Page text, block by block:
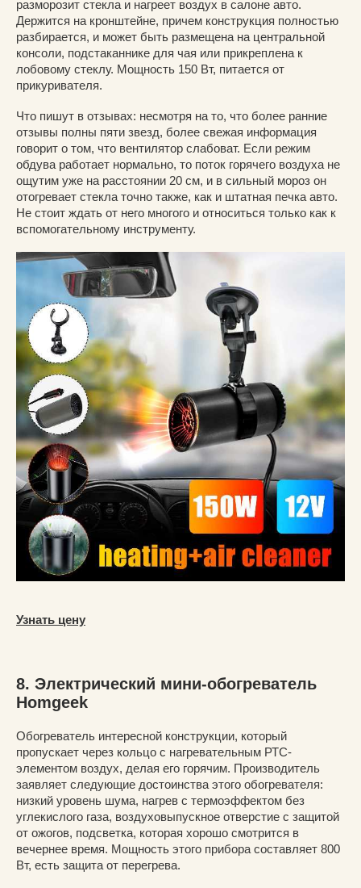
разморозит стекла и нагреет воздух в салоне авто.
Держится на кронштейне, причем конструкция полностью
разбирается, и может быть размещена на центральной
консоли, подстаканнике для чая или прикреплена к
лобовому стеклу. Мощность 150 Вт, питается от
прикуривателя.
Что пишут в отзывах: несмотря на то, что более ранние
отзывы полны пяти звезд, более свежая информация
говорит о том, что вентилятор слабоват. Если режим
обдува работает нормально, то поток горячего воздуха не
ощутим уже на расстоянии 20 см, и в сильный мороз он
отогревает стекла точно также, как и штатная печка авто.
Не стоит ждать от него многого и относиться только как к
вспомогательному инструменту.
Узнать цену
8. Электрический мини-обогреватель
Homgeek
Обогреватель интересной конструкции, который
пропускает через кольцо с нагревательным РТС-
элементом воздух, делая его горячим. Производитель
заявляет следующие достоинства этого обогревателя:
низкий уровень шума, нагрев с термоэффектом без
углекислого газа, воздуховыпускное отверстие с защитой
от ожогов, подсветка, которая хорошо смотрится в
вечернее время. Мощность этого прибора составляет 800
Вт, есть защита от перегрева.